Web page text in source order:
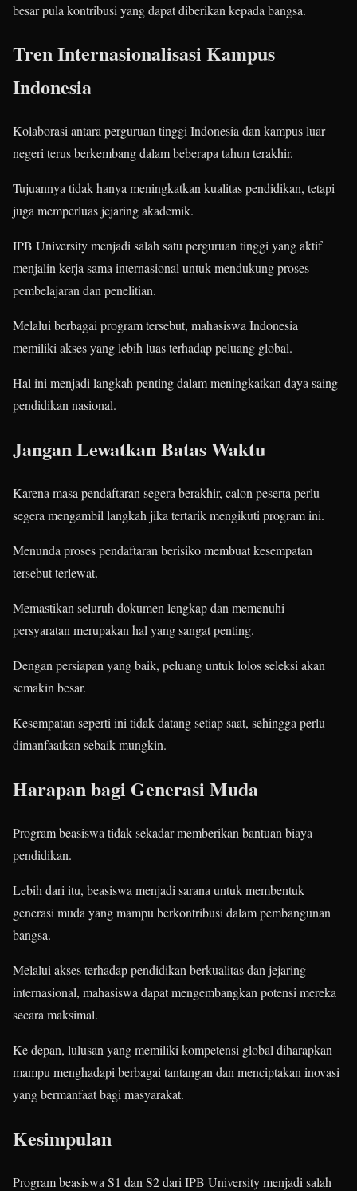
besar pula kontribusi yang dapat diberikan kepada bangsa.
Tren Internasionalisasi Kampus
Indonesia
Kolaborasi antara perguruan tinggi Indonesia dan kampus luar
negeri terus berkembang dalam beberapa tahun terakhir.
Tujuannya tidak hanya meningkatkan kualitas pendidikan, tetapi
juga memperluas jejaring akademik.
IPB University menjadi salah satu perguruan tinggi yang aktif
menjalin kerja sama internasional untuk mendukung proses
pembelajaran dan penelitian.
Melalui berbagai program tersebut, mahasiswa Indonesia
memiliki akses yang lebih luas terhadap peluang global.
Hal ini menjadi langkah penting dalam meningkatkan daya saing
pendidikan nasional.
Jangan Lewatkan Batas Waktu
Karena masa pendaftaran segera berakhir, calon peserta perlu
segera mengambil langkah jika tertarik mengikuti program ini.
Menunda proses pendaftaran berisiko membuat kesempatan
tersebut terlewat.
Memastikan seluruh dokumen lengkap dan memenuhi
persyaratan merupakan hal yang sangat penting.
Dengan persiapan yang baik, peluang untuk lolos seleksi akan
semakin besar.
Kesempatan seperti ini tidak datang setiap saat, sehingga perlu
dimanfaatkan sebaik mungkin.
Harapan bagi Generasi Muda
Program beasiswa tidak sekadar memberikan bantuan biaya
pendidikan.
Lebih dari itu, beasiswa menjadi sarana untuk membentuk
generasi muda yang mampu berkontribusi dalam pembangunan
bangsa.
Melalui akses terhadap pendidikan berkualitas dan jejaring
internasional, mahasiswa dapat mengembangkan potensi mereka
secara maksimal.
Ke depan, lulusan yang memiliki kompetensi global diharapkan
mampu menghadapi berbagai tantangan dan menciptakan inovasi
yang bermanfaat bagi masyarakat.
Kesimpulan
Program beasiswa S1 dan S2 dari IPB University menjadi salah